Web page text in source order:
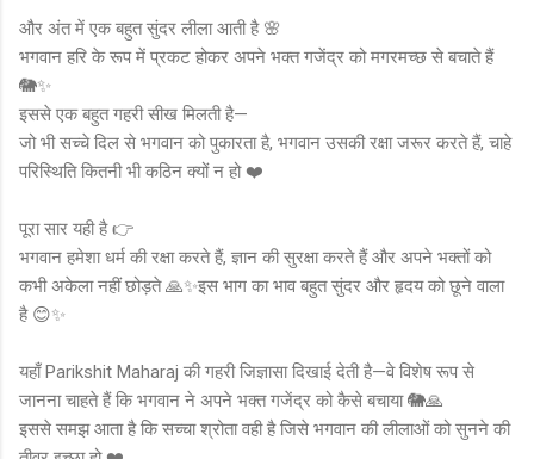
और अंत में एक बहुत सुंदर लीला आती है 🌸
भगवान हरि के रूप में प्रकट होकर अपने भक्त गजेंद्र को मगरमच्छ से बचाते हैं
🐘✨
इससे एक बहुत गहरी सीख मिलती है—
जो भी सच्चे दिल से भगवान को पुकारता है, भगवान उसकी रक्षा जरूर करते हैं, चाहे
परिस्थिति कितनी भी कठिन क्यों न हो ❤️
पूरा सार यही है 👉
भगवान हमेशा धर्म की रक्षा करते हैं, ज्ञान की सुरक्षा करते हैं और अपने भक्तों को
कभी अकेला नहीं छोड़ते 🙏✨इस भाग का भाव बहुत सुंदर और हृदय को छूने वाला
है 😊✨
यहाँ Parikshit Maharaj की गहरी जिज्ञासा दिखाई देती है—वे विशेष रूप से
जानना चाहते हैं कि भगवान ने अपने भक्त गजेंद्र को कैसे बचाया 🐘🙏
इससे समझ आता है कि सच्चा श्रोता वही है जिसे भगवान की लीलाओं को सुनने की